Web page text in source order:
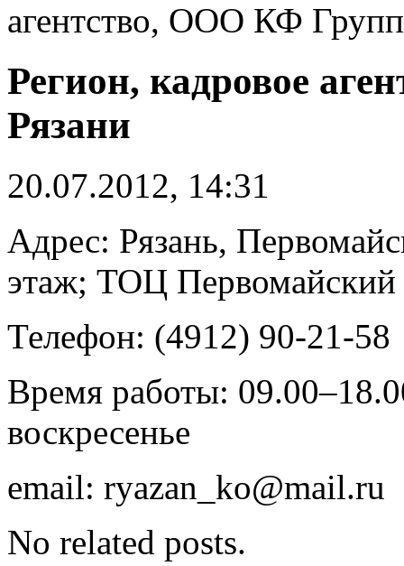
агентство, ООО КФ Групп
Регион, кадровое
Рязани
20.07.2012, 14:31
Адрес: Рязань,
этаж; ТОЦ Первомайский
Телефон: (4912) 90-21-58
Время работы:
воскресенье
email: ryazan_ko@mail.ru
No related posts.